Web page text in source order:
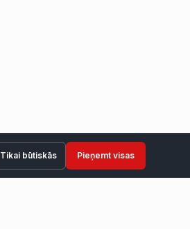
Tikai būtiskās Pieņemt visas